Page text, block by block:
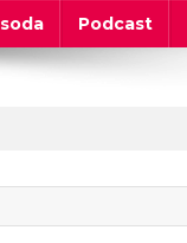
Podcast